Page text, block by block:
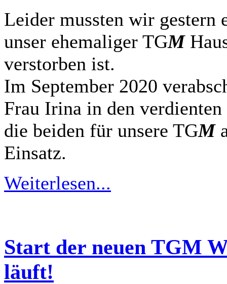
Leider mussten wir gestern
unser ehemaliger TGM
verstorben ist.
Im September 2020
Frau Irina in den
die beiden für unsere TGM
Einsatz.
Weiterlesen...
Start der neuen TGM
läuft!